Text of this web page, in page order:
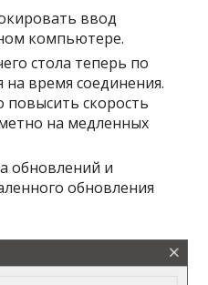
ввод
компьютере.
стола теперь по
время соединения.
повысить скорость
на медленных
обновлений и
обновления